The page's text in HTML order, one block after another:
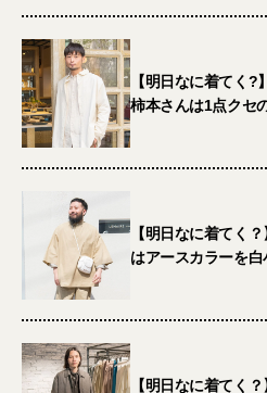
【明日なに着てく
柿本さんは1点クセ
【明日なに着てく
はアースカラーを
【明日なに着てく